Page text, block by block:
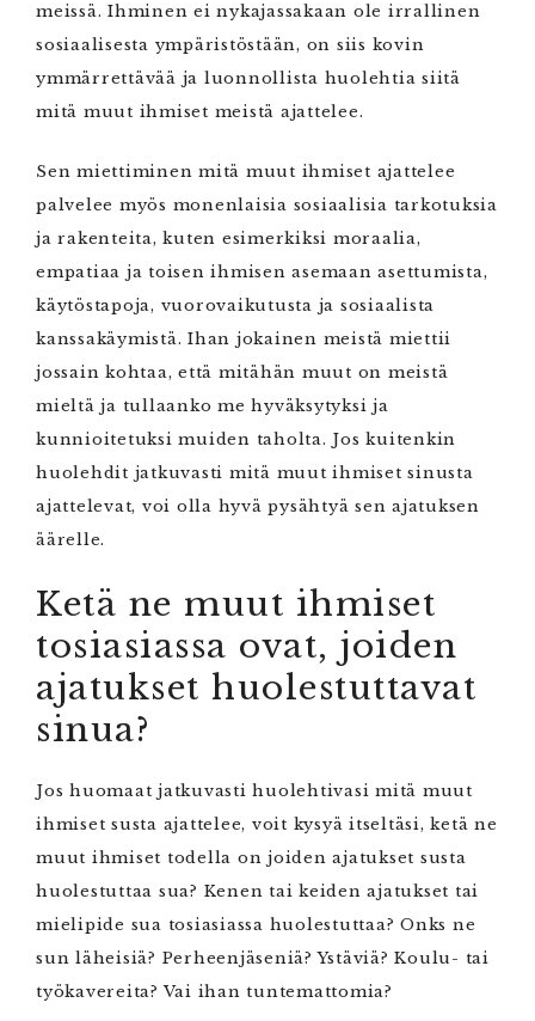
meissä. Ihminen ei nykajassakaan ole irrallinen
sosiaalisesta ympäristöstään, on siis kovin
ymmärrettävää ja luonnollista huolehtia siitä
mitä muut ihmiset meistä ajattelee.
Sen miettiminen mitä muut ihmiset ajattelee
palvelee myös monenlaisia sosiaalisia tarkotuksia
ja rakenteita, kuten esimerkiksi moraalia,
empatiaa ja toisen ihmisen asemaan asettumista,
käytöstapoja, vuorovaikutusta ja sosiaalista
kanssakäymistä. Ihan jokainen meistä miettii
jossain kohtaa, että mitähän muut on meistä
mieltä ja tullaanko me hyväksytyksi ja
kunnioitetuksi muiden taholta. Jos kuitenkin
huolehdit jatkuvasti mitä muut ihmiset sinusta
ajattelevat, voi olla hyvä pysähtyä sen ajatuksen
äärelle.
Ketä ne muut ihmiset
tosiasiassa ovat, joiden
ajatukset huolestuttavat
sinua?
Jos huomaat jatkuvasti huolehtivasi mitä muut
ihmiset susta ajattelee, voit kysyä itseltäsi, ketä ne
muut ihmiset todella on joiden ajatukset susta
huolestuttaa sua? Kenen tai keiden ajatukset tai
mielipide sua tosiasiassa huolestuttaa? Onks ne
sun läheisiä? Perheenjäseniä? Ystäviä? Koulu- tai
työkavereita? Vai ihan tuntemattomia?